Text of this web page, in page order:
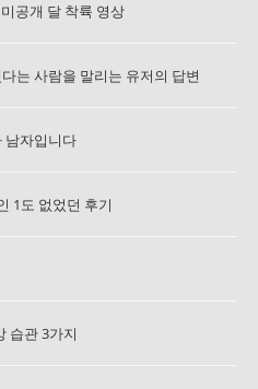
공개 달 착륙 영상
는 사람을 말리는 유저의 답변
남자입니다
1도 없었던 후기
습관 3가지